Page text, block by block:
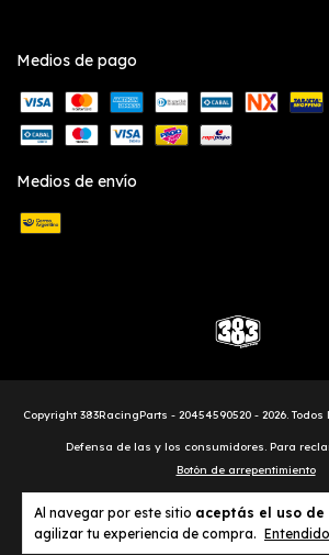
Al navegar por este sitio aceptás el uso de
agilizar tu experiencia de compra. Entendido
Medios de pago
Medios de envío
Copyright 383RacingParts - 20454590520 - 2026.
Defensa de las y los consumidores. Para
Botón de arrepentimiento